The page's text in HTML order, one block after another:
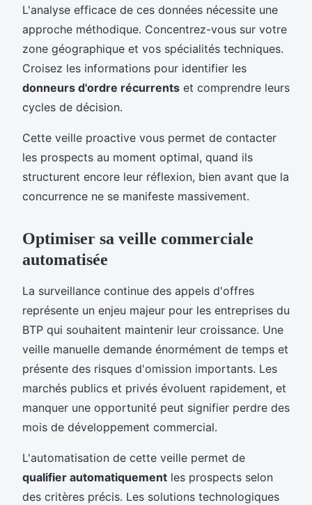
L'analyse efficace de ces données nécessite une
approche méthodique. Concentrez-vous sur votre
zone géographique et vos spécialités techniques.
Croisez les informations pour identifier les
donneurs d'ordre récurrents et comprendre leurs
cycles de décision.
Cette veille proactive vous permet de contacter
les prospects au moment optimal, quand ils
structurent encore leur réflexion, bien avant que la
concurrence ne se manifeste massivement.
Optimiser sa veille commerciale
automatisée
La surveillance continue des appels d'offres
représente un enjeu majeur pour les entreprises du
BTP qui souhaitent maintenir leur croissance. Une
veille manuelle demande énormément de temps et
présente des risques d'omission importants. Les
marchés publics et privés évoluent rapidement, et
manquer une opportunité peut signifier perdre des
mois de développement commercial.
L'automatisation de cette veille permet de
qualifier automatiquement les prospects selon
des critères précis. Les solutions technologiques